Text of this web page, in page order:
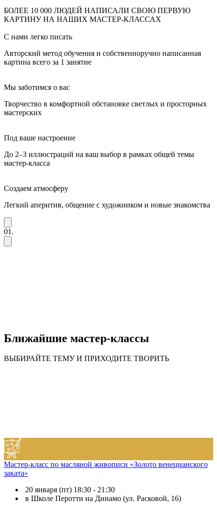
БОЛЕЕ 10 000 ЛЮДЕЙ НАПИСАЛИ СВОЮ ПЕРВУЮ
КАРТИНУ НА НАШИХ МАСТЕР-КЛАССАХ
С нами легко писать
Авторский метод обучения и собственноручно написанная
картина всего за 1 занятие
Мы заботимся о вас
Творчество в комфортной обстановке светлых и просторных
мастерских
Под ваше настроение
До 2–3 иллюстраций на ваш выбор в рамках общей темы
мастер-класса
Создаем атмосферу
Легкий аперитив, общение с художником и новые знакомства
01.
Ближайшие мастер-классы
ВЫБИРАЙТЕ ТЕМУ И ПРИХОДИТЕ ТВОРИТЬ
Мастер-класс по масляной живописи «Золото венецианского
заката»
20 января (пт) 18:30 - 21:30
в Школе Перотти на Динамо (ул. Расковой, 16)